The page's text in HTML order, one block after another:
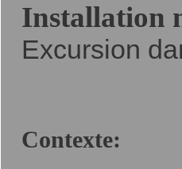
Installation
Excursion
Contexte: